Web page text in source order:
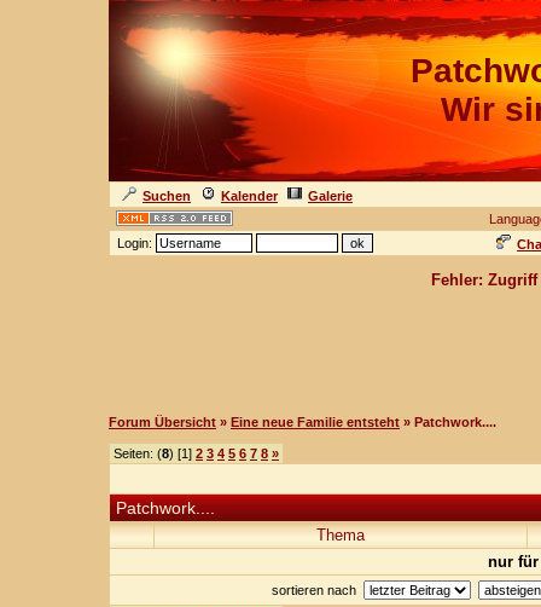
Wir
Suchen Kalender
Galerie
Login:
Fehler:
Forum Übersicht » Eine neue Familie entsteht » Patchwork....
Seiten: (8) [1] 2 3 4 5 6 7 8 »
Patchwork....
Thema
nur für
sortieren nach